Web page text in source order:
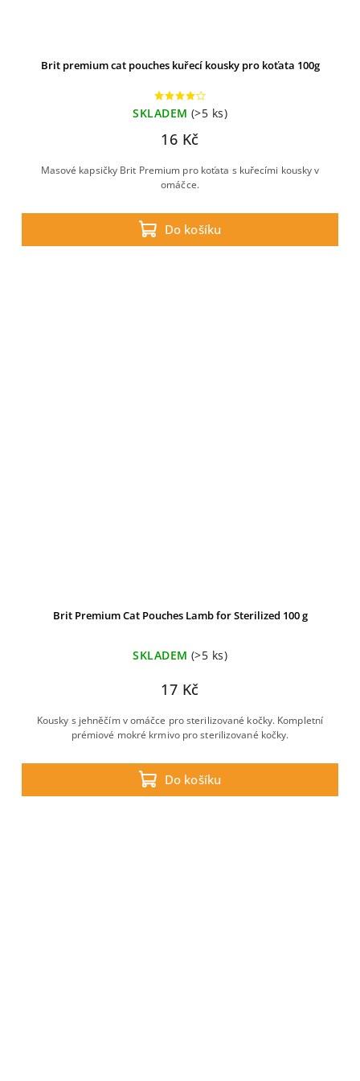
Brit premium cat pouches kuřecí kousky pro koťata 100g
SKLADEM (>5 ks)
16 Kč
Do košíku
Masové kapsičky Brit Premium pro koťata s kuřecími kousky v
omáčce.
Brit Premium Cat Pouches Lamb for Sterilized 100 g
SKLADEM (>5 ks)
17 Kč
Do košíku
Kousky s jehněčím v omáčce pro sterilizované kočky. Kompletní
prémiové mokré krmivo pro sterilizované kočky.